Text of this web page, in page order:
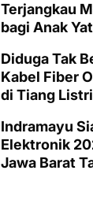
Terjangkau
bagi Anak
Diduga Tak
Kabel Fiber
di Tiang
Indramayu
Elektronik
Jawa Barat